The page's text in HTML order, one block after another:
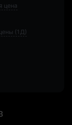
цена
(1Д)